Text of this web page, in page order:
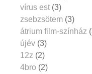
vírus est (3)
zsebzsötem (3)
átrium film-színház
újév (3)
12z (2)
4bro (2)